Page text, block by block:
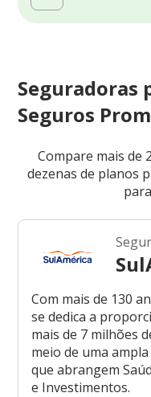
Seguradoras
Seguros
Compare mais de
dezenas de planos
Com mais de 130
se dedica a
mais de 7 milhões
meio de uma
que abrangem
e Investimentos.